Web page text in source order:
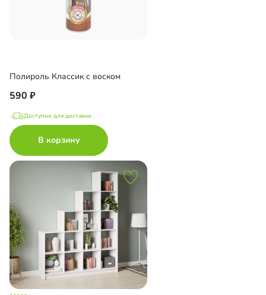
Полироль Классик с воском
590
Доступно для доставки
В корзину